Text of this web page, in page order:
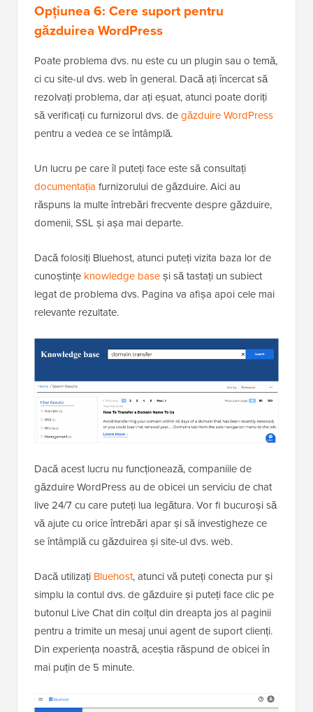
Opțiunea 6: Cere suport pentru
găzduirea WordPress
Poate problema dvs. nu este cu un plugin sau o temă,
ci cu site-ul dvs. web în general. Dacă ați încercat să
rezolvați problema, dar ați eșuat, atunci poate doriți
să verificați cu furnizorul dvs. degăzduire WordPress
pentru a vedea ce se întâmplă.
Un lucru pe care îl puteți face este să consultați
documentația furnizorului de găzduire. Aici au
răspuns la multe întrebări frecvente despre găzduire,
domenii, SSL și așa mai departe.
Dacă folosiți Bluehost, atunci puteți vizita baza lor de
cunoștințe knowledge baseși să tastați un subiect
legat de problema dvs. Pagina va afișa apoi cele mai
relevante rezultate.
Dacă acest lucru nu funcționează, companiile de
găzduire WordPress au de obicei un serviciu de chat
live 24/7 cu care puteți lua legătura. Vor fi bucuroși să
vă ajute cu orice întrebări apar și să investigheze ce
se întâmplă cu găzduirea și site-ul dvs. web.
Dacă utilizați Bluehost, atunci vă puteți conecta pur și
simplu la contul dvs. de găzduire și puteți face clic pe
butonul Live Chat din colțul din dreapta jos al paginii
pentru a trimite un mesaj unui agent de suport clienți.
Din experiența noastră, aceștia răspund de obicei în
mai puțin de 5 minute.